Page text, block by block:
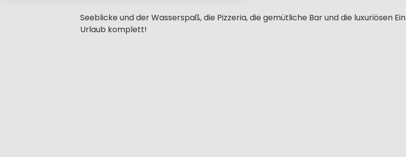
Seeblicke und der Wasserspaß, die Pizzeria, die gemütliche Bar und die luxuriösen
Urlaub komplett!